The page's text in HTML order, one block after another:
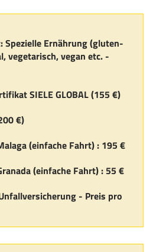
Ernährung (gluten-
vegetarisch, vegan etc. -
SIELE GLOBAL (155 €)
€)
Flughafentransfer Malaga (einfache Fahrt) : 195 €
Flughafentransfer Granada (einfache Fahrt) : 55 €
- Preis pro